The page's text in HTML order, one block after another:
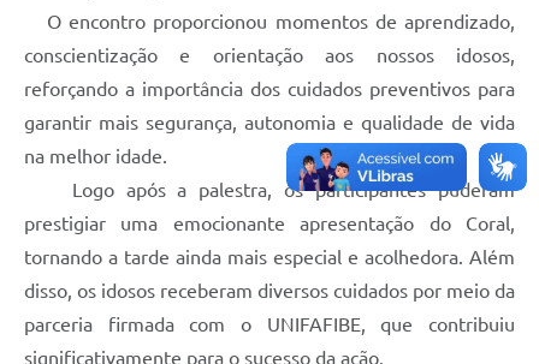
O encontro proporcionou momentos de aprendizado,
conscientização e orientação aos nossos idosos,
reforçando a importância dos cuidados preventivos para
garantir mais segurança, autonomia e qualidade de vida
na melhor idade.
Logo após a palestra, os participantes puderam
prestigiar uma emocionante apresentação do Coral,
tornando a tarde ainda mais especial e acolhedora. Além
disso, os idosos receberam diversos cuidados por meio da
parceria firmada com o UNIFAFIBE, que contribuiu
significativamente para o sucesso da ação.